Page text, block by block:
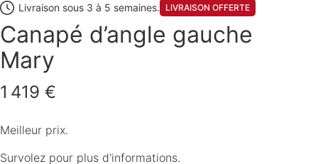
Livraison sous 3 à 5 semaines. LIVRAISON OFFERTE
Canapé d’angle gauche
Mary
1 419 €
Meilleur prix.
Survolez pour plus d'informations.